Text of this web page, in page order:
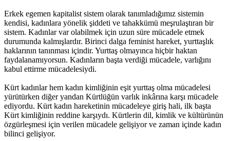
Erkek egemen kapitalist sistem olarak tanımladığımız sistemin
kendisi, kadınlara yönelik şiddeti ve tahakkümü meşrulaştıran bir
sistem. Kadınlar var olabilmek için uzun süre mücadele etmek
durumunda kalmışlardır. Birinci dalga feminist hareket, yurttaşlık
haklarının tanınması içindir. Yurttaş olmayınca hiçbir haktan
faydalanamıyorsun. Kadınların başta verdiği mücadele, varlığını
kabul ettirme mücadelesiydi.
Kürt kadınlar hem kadın kimliğinin eşit yurttaş olma mücadelesi
yürütürken diğer yandan Kürtlüğün varlık inkârına karşı mücadele
ediyordu. Kürt kadın hareketinin mücadeleye giriş hali, ilk başta
Kürt kimliğinin reddine karşıydı. Kürtlerin dil, kimlik ve kültürünün
özgürleşmesi için verilen mücadele gelişiyor ve zaman içinde kadın
bilinci gelişiyor.